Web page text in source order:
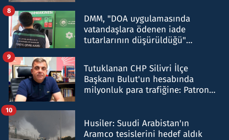
DMM, "DOA uygulamasında
vatandaşlara ödenen iade
tutarlarının düşürüldüğü"
8
Tutuklanan CHP Silivri İlçe
Başkanı Bulut'un hesabında
milyonluk para trafiğine: Patron
9
Husiler: Suudi Arabistan'ın
Aramco tesislerini hedef aldık
10